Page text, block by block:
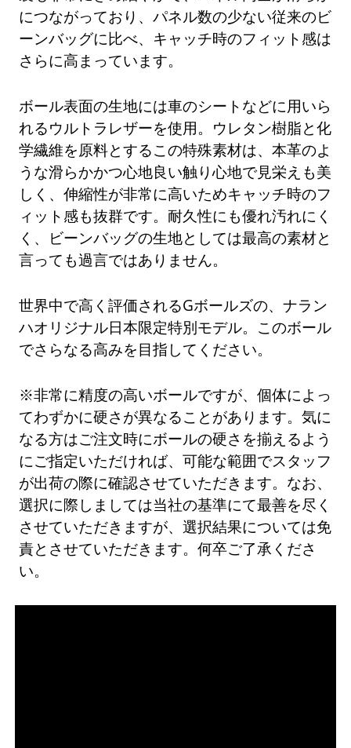
につながっており、パネル数の少ない従来のビ
ーンバッグに比べ、キャッチ時のフィット感は
さらに高まっています。
ボール表面の生地には車のシートなどに用いら
れるウルトラレザーを使用。ウレタン樹脂と化
学繊維を原料とするこの特殊素材は、本革のよ
うな滑らかかつ心地良い触り心地で見栄えも美
しく、伸縮性が非常に高いためキャッチ時のフ
ィット感も抜群です。耐久性にも優れ汚れにく
く、ビーンバッグの生地としては最高の素材と
言っても過言ではありません。
世界中で高く評価されるGボールズの、ナラン
ハオリジナル日本限定特別モデル。このボール
でさらなる高みを目指してください。
※非常に精度の高いボールですが、個体によっ
てわずかに硬さが異なることがあります。気に
なる方はご注文時にボールの硬さを揃えるよう
にご指定いただければ、可能な範囲でスタッフ
が出荷の際に確認させていただきます。なお、
選択に際しましては当社の基準にて最善を尽く
させていただきますが、選択結果については免
責とさせていただきます。何卒ご了承くださ
い。